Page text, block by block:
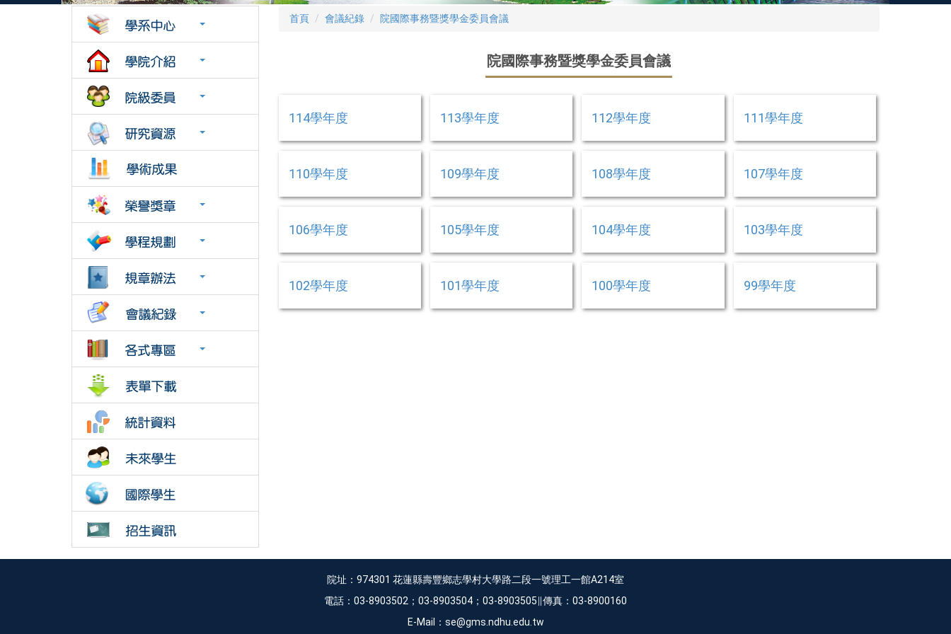
首頁 會議紀錄 院國際事務暨獎學金委員會議
院國際事務暨獎學金委員會議
114學年度 113學年度 112學年度 111學年度
110學年度 109學年度 108學年度 107學年度
106學年度 105學年度 104學年度 103學年度
102學年度 101學年度 100學年度 99學年度
院址：974301 花蓮縣壽豐鄉志學村大學路二段一號理工一館A214室
電話：03-8903502；03-8903504；03-8903505∥傳真：03-8900160
E-Mail：se@gms.ndhu.edu.tw